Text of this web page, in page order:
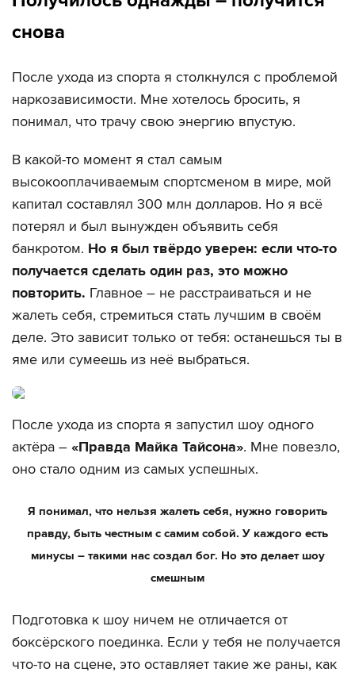
снова
После ухода из спорта я столкнулся с проблемой
наркозависимости. Мне хотелось бросить, я
понимал, что трачу свою энергию впустую.
В какой-то момент я стал самым
высокооплачиваемым спортсменом в мире, мой
капитал составлял 300 млн долларов. Но я всё
потерял и был вынужден объявить себя
банкротом. Но я был твёрдо уверен: если что-то
получается сделать один раз, это можно
повторить. Главное – не расстраиваться и не
жалеть себя, стремиться стать лучшим в своём
деле. Это зависит только от тебя: останешься ты в
яме или сумеешь из неё выбраться.
После ухода из спорта я запустил шоу одного
актёра – «Правда Майка Тайсона». Мне повезло,
оно стало одним из самых успешных.
Я понимал, что нельзя жалеть себя, нужно говорить
правду, быть честным с самим собой. У каждого есть
минусы – такими нас создал бог. Но это делает шоу
смешным
Подготовка к шоу ничем не отличается от
боксёрского поединка. Если у тебя не получается
что-то на сцене, это оставляет такие же раны, как